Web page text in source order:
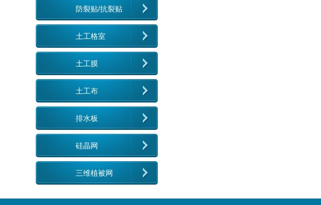
防裂贴/抗裂贴
土工格室
土工膜
土工布
排水板
硅晶网
三维植被网